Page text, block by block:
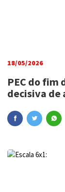
18/05/2026
PEC do fim
decisiva de